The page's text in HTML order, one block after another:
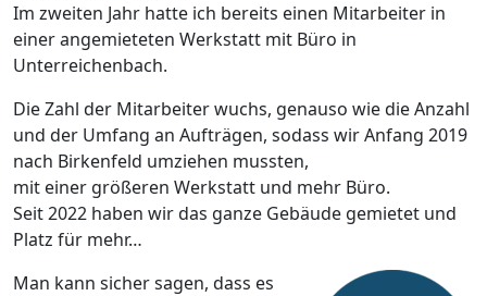
Im zweiten Jahr hatte ich bereits einen Mitarbeiter in
einer angemieteten Werkstatt mit Büro in
Unterreichenbach.
Die Zahl der Mitarbeiter wuchs, genauso wie die Anzahl
und der Umfang an Aufträgen, sodass wir Anfang 2019
nach Birkenfeld umziehen mussten,
mit einer größeren Werkstatt und mehr Büro.
Seit 2022 haben wir das ganze Gebäude gemietet und
Platz für mehr…
Man kann sicher sagen, dass es